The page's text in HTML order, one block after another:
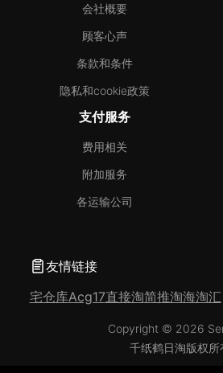
会社概要
顾客心声
条款和条件
隐私和cookie政策
支付服务
费用相关
附加服务
各运输公司
友情链接
宅仓库Acg17直接淘简推淘海淘汇
Copyright © 2026
千纸鹤日淘版权所